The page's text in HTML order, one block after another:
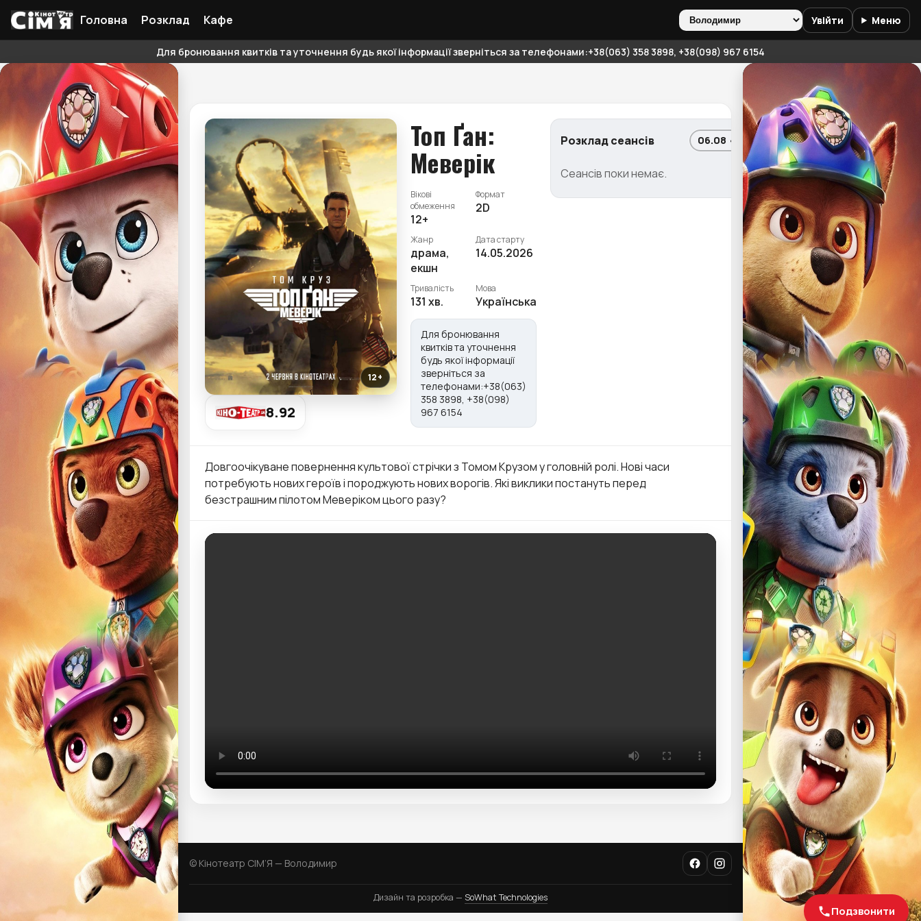
Головна Розклад Кафе Увійти Меню
Для бронювання квитків та уточнення будь якої інформації зверніться за телефонами:+38(063) 358 3898, +38(098) 967 6154
12+
8.92
Топ Ґан:
Меверік
Вікові
обмеження
12+
Формат
2D
Жанр
драма,
екшн
Дата старту
14.05.2026
Тривалість
131 хв.
Мова
Українська
Для бронювання
квитків та уточнення
будь якої інформації
зверніться за
телефонами:+38(063)
358 3898, +38(098)
967 6154
Розклад сеансів 06.08 • Чт
Сеансів поки немає.
Довгоочікуване повернення культової стрічки з Томом Крузом у головній ролі. Нові часи
потребують нових героїв і породжують нових ворогів. Які виклики постануть перед
безстрашним пілотом Меверіком цього разу?
© Кінотеатр СІМ’Я — Володимир
Дизайн та розробка — SoWhat Technologies
Подзвонити